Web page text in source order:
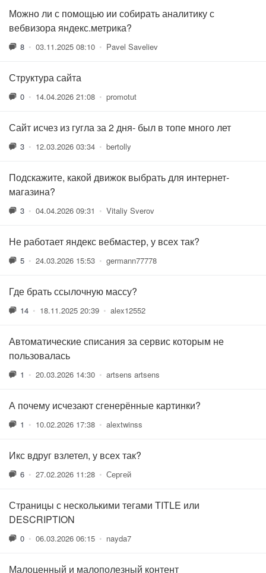
Можно ли с помощью ии собирать аналитику с
вебвизора яндекс.метрика?
8 • 03.11.2025 08:10 • Pavel Saveliev
Структура сайта
0 • 14.04.2026 21:08 • promotut
Сайт исчез из гугла за 2 дня- был в топе много лет
3 • 12.03.2026 03:34 • bertolly
Подскажите, какой движок выбрать для интернет-
магазина?
3 • 04.04.2026 09:31 • Vitaliy Sverov
Не работает яндекс вебмастер, у всех так?
5 • 24.03.2026 15:53 • germann77778
Где брать ссылочную массу?
14 • 18.11.2025 20:39 • alex12552
Автоматические списания за сервис которым не
пользовалась
1 • 20.03.2026 14:30 • artsens artsens
А почему исчезают сгенерённые картинки?
1 • 10.02.2026 17:38 • alextwinss
Икс вдруг взлетел, у всех так?
6 • 27.02.2026 11:28 • Сергей
Страницы с несколькими тегами TITLE или
DESCRIPTION
0 • 06.03.2026 06:15 • nayda7
Малоценный и малополезный контент